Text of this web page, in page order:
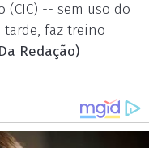
(CIC) -- sem uso do
tarde, faz treino
Redação)